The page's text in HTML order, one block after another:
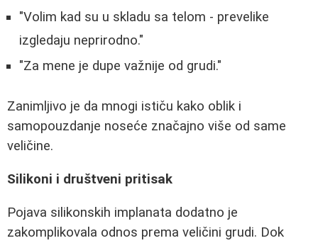
"Volim kad su u skladu sa telom - prevelike
izgledaju neprirodno."
"Za mene je dupe važnije od grudi."
Zanimljivo je da mnogi ističu kako oblik i
samopouzdanje noseće značajno više od same
veličine.
Silikoni i društveni pritisak
Pojava silikonskih implanata dodatno je
zakomplikovala odnos prema veličini grudi. Dok